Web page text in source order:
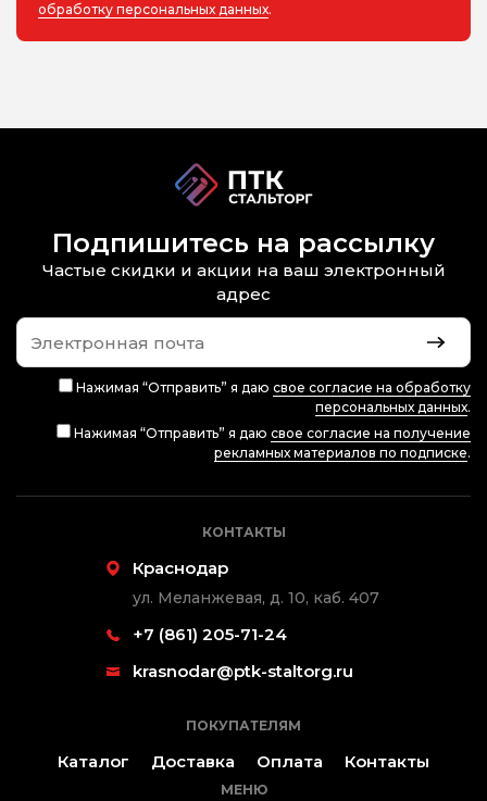
обработку персональных данных.
Подпишитесь на рассылку
Частые скидки и акции на ваш электронный
адрес
Нажимая “Отправить” я даю свое согласие на обработку
персональных данных.
Нажимая “Отправить” я даю свое согласие на получение
рекламных материалов по подписке.
КОНТАКТЫ
Краснодар
ул. Меланжевая, д. 10, каб. 407
+7 (861) 205-71-24
krasnodar@ptk-staltorg.ru
ПОКУПАТЕЛЯМ
Каталог Доставка Оплата Контакты
МЕНЮ